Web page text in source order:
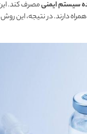
سیستم ایمنیمصرف کند.
دارند. در نتیجه، این